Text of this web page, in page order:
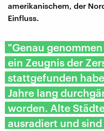
amerikanischem, der
Einfluss.
"Genau
ein Zeugnis der
stattgefunden
Jahre lang
worden. Alte
ausradiert und